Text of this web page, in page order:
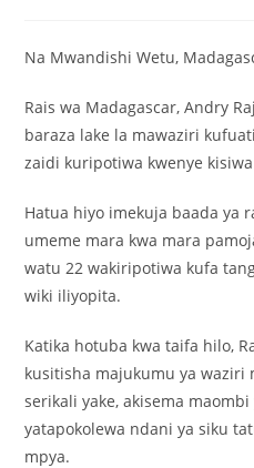
Na Mwandishi Wetu,
Rais wa Madagascar, Andry
baraza lake la mawaziri
zaidi kuripotiwa kwenye
Hatua hiyo imekuja baada ya
umeme mara kwa mara
watu 22 wakiripotiwa kufa
wiki iliyopita.
Katika hotuba kwa taifa hilo,
kusitisha majukumu ya waziri
serikali yake, akisema
yatapokolewa ndani ya siku
mpya.